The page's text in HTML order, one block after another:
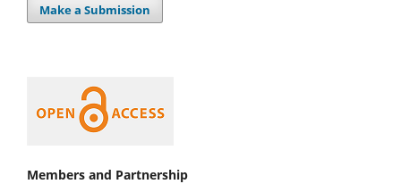
Make a Submission
Members and Partnership